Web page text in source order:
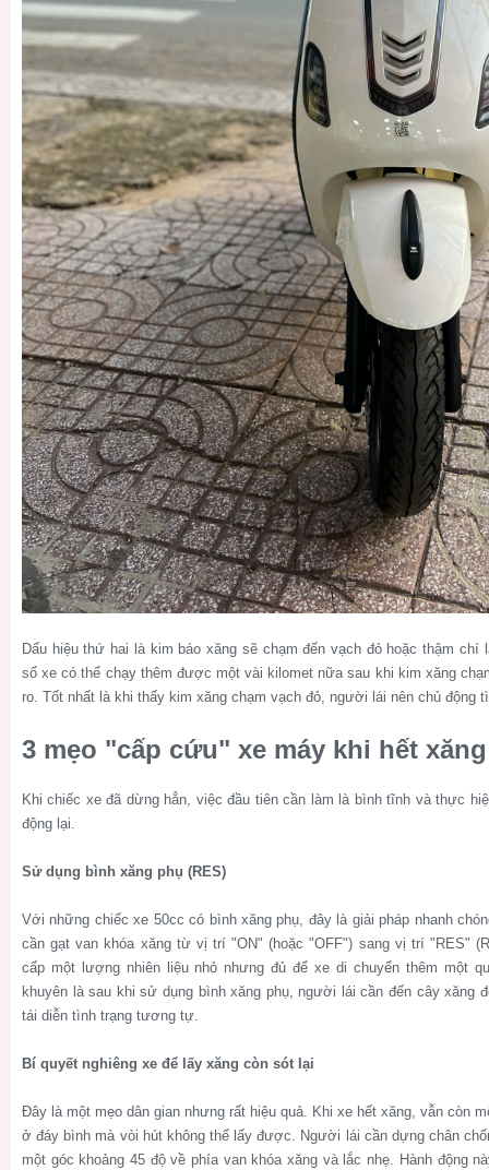
Dấu hiệu thứ hai là kim báo xăng sẽ chạm đến vạch đỏ hoặc thậm chí
số xe có thể chạy thêm được một vài kilomet nữa sau khi kim xăng
ro. Tốt nhất là khi thấy kim xăng chạm vạch đỏ, người lái nên chủ động
3 mẹo "cấp cứu" xe máy khi hết
Khi chiếc xe đã dừng hẳn, việc đầu tiên cần làm là bình tĩnh và thực
động lại.
Sử dụng bình xăng phụ (RES)
Với những chiếc xe 50cc có bình xăng phụ, đây là giải pháp nhanh
cần gạt van khóa xăng từ vị trí "ON" (hoặc "OFF") sang vị trí "RES"
cấp một lượng nhiên liệu nhỏ nhưng đủ để xe di chuyển thêm một
khuyên là sau khi sử dụng bình xăng phụ, người lái cần đến cây xăng
tái diễn tình trạng tương tự.
Bí quyết nghiêng xe để lấy xăng còn sót lại
Đây là một mẹo dân gian nhưng rất hiệu quả. Khi xe hết xăng, vẫn còn
ở đáy bình mà vòi hút không thể lấy được. Người lái cần dựng chân
một góc khoảng 45 độ về phía van khóa xăng và lắc nhẹ. Hành động